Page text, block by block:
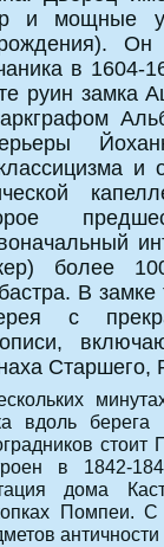
и мощные
Он
в 1604-
руин замка
и
более
В
с
Старшего,
вдоль берега
в 1842-
дома
Помпеи.